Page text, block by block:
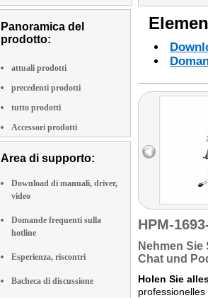
Panoramica del
prodotto:
attuali prodotti
precedenti prodotti
tutto prodotti
Accessori prodotti
Area di supporto:
Download di manuali, driver,
video
Domande frequenti sulla
hotline
Esperienza, riscontri
Bacheca di discussione
HPM-
Nehmen
Chat und
Holen Sie